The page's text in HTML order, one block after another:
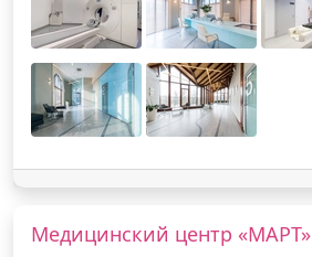
Медицинский центр «МАРТ»